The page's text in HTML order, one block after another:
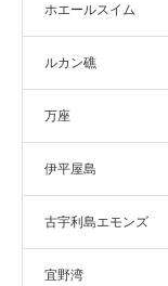
ホエールスイム
ルカン礁
万座
伊平屋島
古宇利島エモンズ
宜野湾